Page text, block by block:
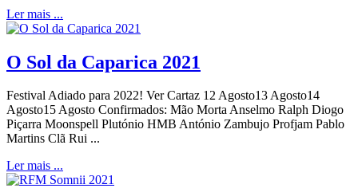
Ler mais ...
O Sol da Caparica 2021
Festival Adiado para 2022! Ver Cartaz 12 Agosto13 Agosto14
Agosto15 Agosto Confirmados: Mão Morta Anselmo Ralph Diogo
Piçarra Moonspell Plutónio HMB António Zambujo Profjam Pablo
Martins Clã Rui ...
Ler mais ...